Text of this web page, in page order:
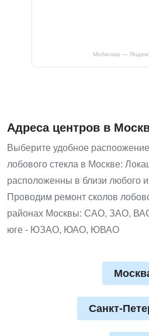
Мобискар —
Адреса центров в
Выберите удобное
лобового стекла в Москве:
расположенны в близи любого
Проводим ремонт сколов
районах Москвы: САО, ЗАО,
юге - ЮЗАО, ЮАО, ЮВАО
Санкт-